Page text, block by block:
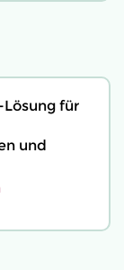
für
und